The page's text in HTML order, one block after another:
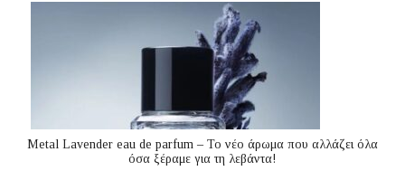
Metal Lavender eau de parfum – Το νέο άρωμα που αλλάζει όλα
όσα ξέραμε για τη λεβάντα!